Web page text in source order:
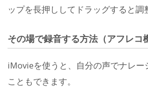
ップを長押ししてドラッグすると調
その場で録音する方法（アフレコ
iMovieを使うと、自分の声でナレー
こともできます。